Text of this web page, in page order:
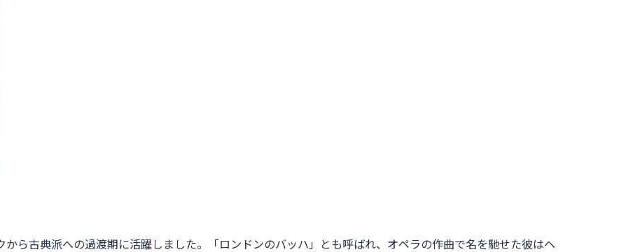
ら古典派への過渡期に活躍しました。「ロンドンのバッハ」とも呼ばれ、オペラの作曲で名を馳せた彼はヘ